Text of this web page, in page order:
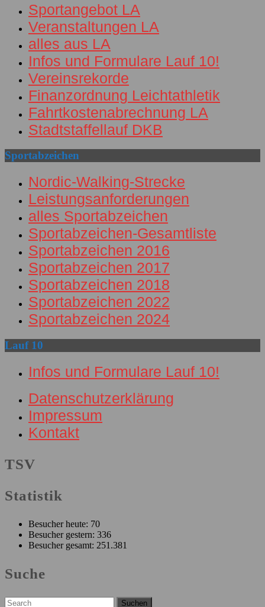
Sportangebot LA
Veranstaltungen LA
alles aus LA
Infos und Formulare Lauf 10!
Vereinsrekorde
Finanzordnung Leichtathletik
Fahrtkostenabrechnung LA
Stadtstaffellauf DKB
Sportabzeichen
Nordic-Walking-Strecke
Leistungsanforderungen
alles Sportabzeichen
Sportabzeichen-Gesamtliste
Sportabzeichen 2016
Sportabzeichen 2017
Sportabzeichen 2018
Sportabzeichen 2022
Sportabzeichen 2024
Lauf 10
Infos und Formulare Lauf 10!
Datenschutzerklärung
Impressum
Kontakt
TSV
Facebook
Statistik
Besucher heute: 70
Besucher gestern: 336
Besucher gesamt: 251.381
Suche
Search